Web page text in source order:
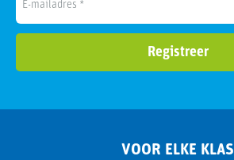
VOOR ELKE KLAS